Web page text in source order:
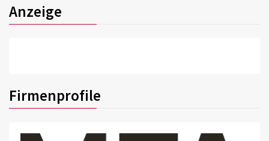
Anzeige
Firmenprofile